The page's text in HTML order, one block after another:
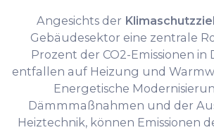
Angesichts der
Gebäudesektor eine zentrale
Prozent der CO2-Emissionen in
entfallen auf Heizung und
Energetische
Dämmmaßnahmen und der
Heiztechnik, können Emissionen